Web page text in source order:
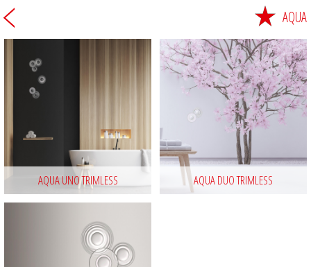
AQUA
AQUA UNO TRIMLESS AQUA DUO TRIMLESS